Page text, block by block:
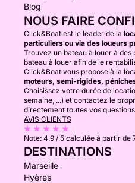
Blog
NOUS FAIRE
Click&Boat est le leader de la
particuliers ou via des loueurs
Trouvez un bateau à louer à
bateau à louer afin de le
Click&Boat vous propose à la
moteurs, semi-rigides,
Choisissez votre durée de
semaine, ...) et contactez le
directement toutes vos
AVIS CLIENTS
Note: 4.9 / 5 calculée à partir de
DESTINATIONS
Marseille
Hyères